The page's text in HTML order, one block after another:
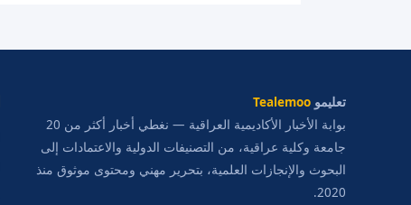
تعليمو Tealemoo
بوابة الأخبار الأكاديمية العراقية — نغطي أخبار أكثر من 20
جامعة وكلية عراقية، من التصنيفات الدولية والاعتمادات إلى
البحوث والإنجازات العلمية، بتحرير مهني ومحتوى موثوق منذ
2020.